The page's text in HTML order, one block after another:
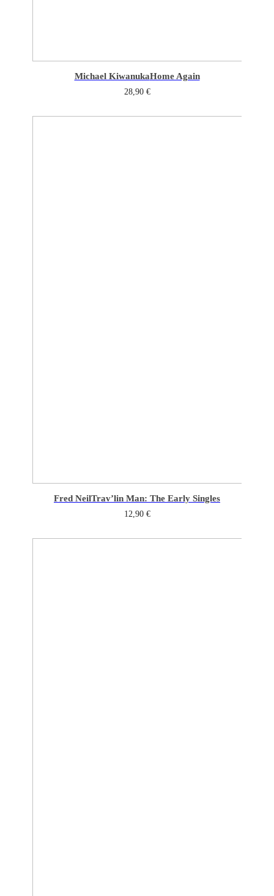
Michael KiwanukaHome Again
28,90 €
Fred NeilTrav’lin Man: The Early Singles
12,90 €